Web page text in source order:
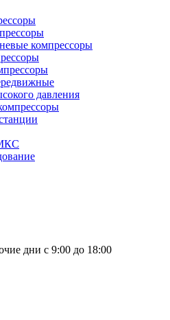
компрессоры
давления
дни с 9:00 до 18:00